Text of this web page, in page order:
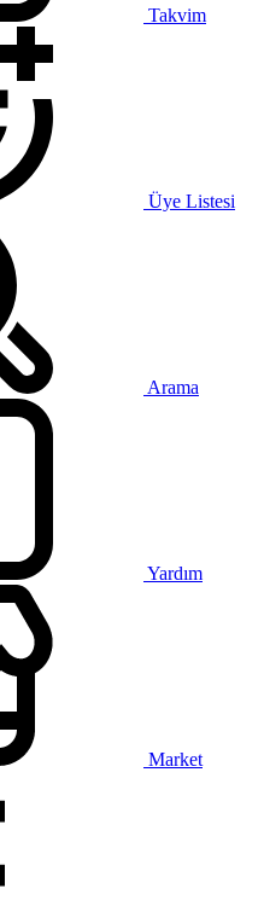
Takvim
Üye Listesi
Arama
Yardım
Market